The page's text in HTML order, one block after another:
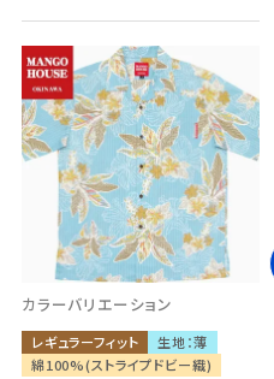
カラーバリエーション
レギュラーフィット
生地：薄
綿100%(ストライプドビー織)